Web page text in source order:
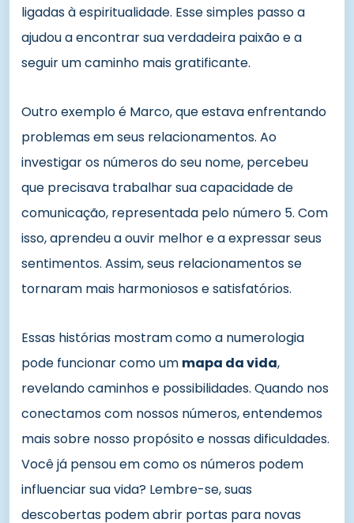
ligadas à espiritualidade. Esse simples passo a
ajudou a encontrar sua verdadeira paixão e a
seguir um caminho mais gratificante.
Outro exemplo é Marco, que estava enfrentando
problemas em seus relacionamentos. Ao
investigar os números do seu nome, percebeu
que precisava trabalhar sua capacidade de
comunicação, representada pelo número 5. Com
isso, aprendeu a ouvir melhor e a expressar seus
sentimentos. Assim, seus relacionamentos se
tornaram mais harmoniosos e satisfatórios.
Essas histórias mostram como a numerologia
pode funcionar como um mapa da vida,
revelando caminhos e possibilidades. Quando nos
conectamos com nossos números, entendemos
mais sobre nosso propósito e nossas dificuldades.
Você já pensou em como os números podem
influenciar sua vida? Lembre-se, suas
descobertas podem abrir portas para novas